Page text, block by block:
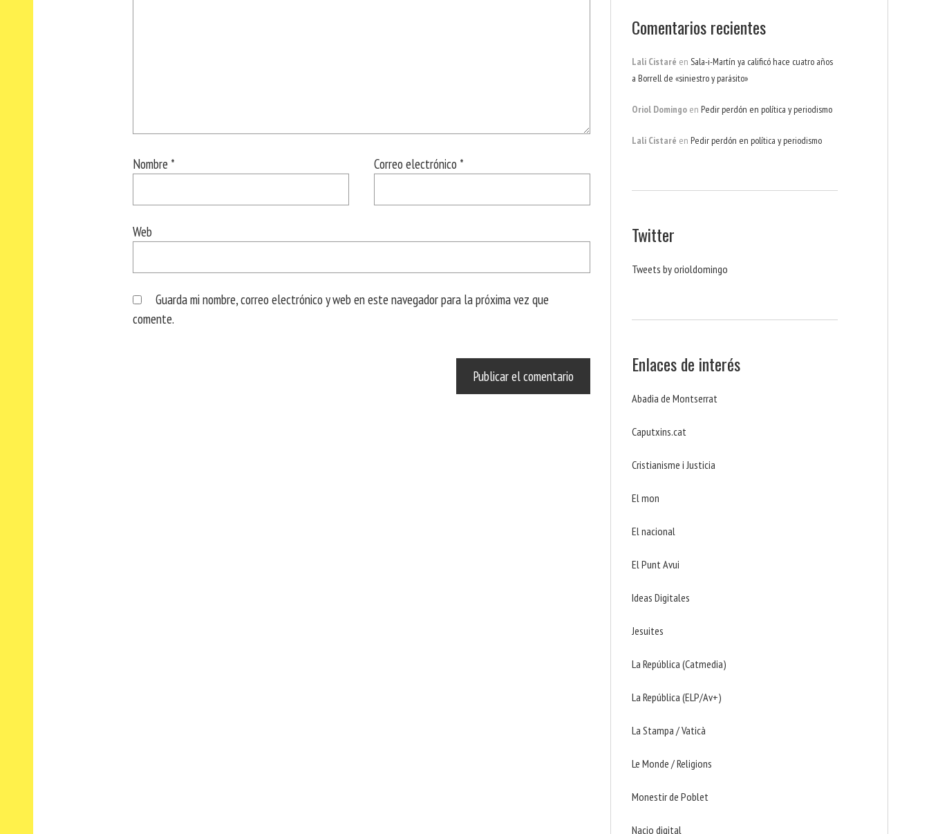
Nombre * Correo electrónico *
Web
Guarda mi nombre, correo electrónico y web en este navegador para la próxima vez que
comente.
Comentarios recientes
Lali Cistaré enSala-i-Martín ya calificó hace cuatro años
a Borrell de «siniestro y parásito»
Oriol Domingo en Pedir perdón en política y periodismo
Lali Cistaré en Pedir perdón en política y periodismo
Twitter
Tweets by orioldomingo
Enlaces de interés
Abadia de Montserrat
Caputxins.cat
Cristianisme i Justicia
El mon
El nacional
El Punt Avui
Ideas Digitales
Jesuites
La República (Catmedia)
La República (ELP/Av+)
La Stampa / Vaticà
Le Monde / Religions
Monestir de Poblet
Nacio digital